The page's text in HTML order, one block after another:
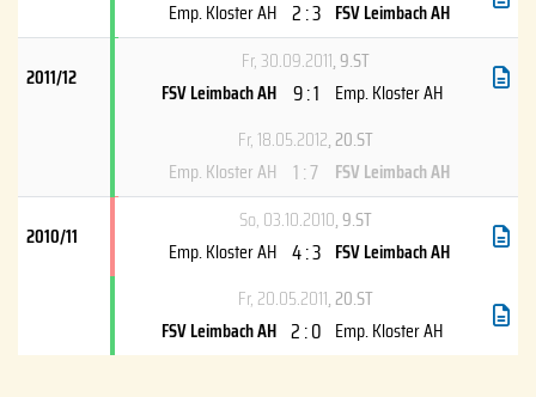
Emp. Kloster AH 2 : 3 FSV Leimbach AH
2011/12
Fr, 30.09.2011, 9.ST
FSV Leimbach AH 9 : 1 Emp. Kloster AH
Fr, 18.05.2012, 20.ST
Emp. Kloster AH 1 : 7 FSV Leimbach AH
2010/11
So, 03.10.2010, 9.ST
Emp. Kloster AH 4 : 3 FSV Leimbach AH
Fr, 20.05.2011, 20.ST
FSV Leimbach AH 2 : 0 Emp. Kloster AH